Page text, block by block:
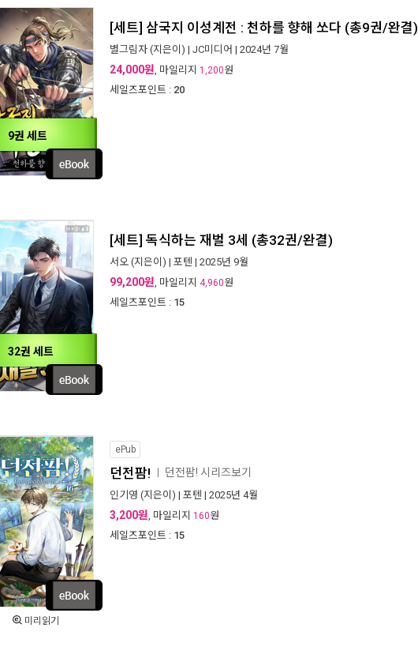
9권 세트
[세트] 삼국지 이성계전 : 천하를 향해 쏘다 (총9권/완결)
별그림자 (지은이) | JC미디어 | 2024년 7월
24,000원, 마일리지 1,200원
세일즈포인트 : 20
32권 세트
[세트] 독식하는 재벌 3세 (총32권/완결)
서오 (지은이) | 포텐 | 2025년 9월
99,200원, 마일리지 4,960원
세일즈포인트 : 15
미리읽기
ePub
던전팜! 던전팜! 시리즈보기
인기영 (지은이) | 포텐 | 2025년 4월
3,200원, 마일리지 160원
세일즈포인트 : 15